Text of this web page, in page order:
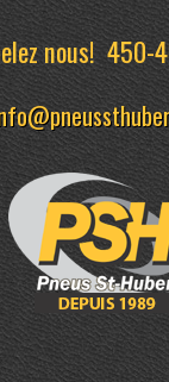
nous!450-